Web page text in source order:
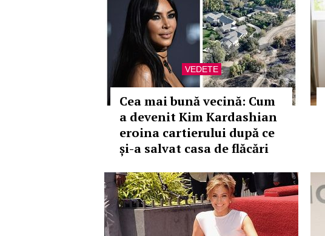
VEDETE
Cea mai bună vecină: Cum
a devenit Kim Kardashian
eroina cartierului după ce
și-a salvat casa de flăcări